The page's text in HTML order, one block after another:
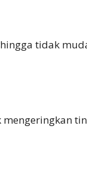
tidak
mengeringkan